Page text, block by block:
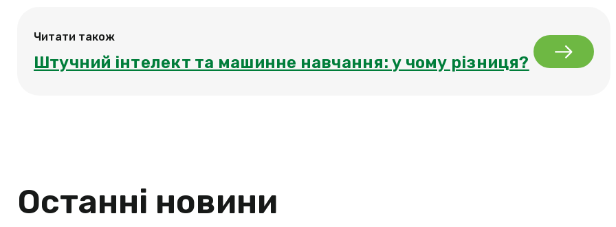
Читати також
Штучний інтелект та машинне навчання: у чому різниця?
Останні новини